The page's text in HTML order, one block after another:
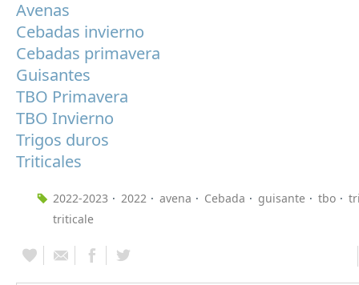
Avenas
Cebadas invierno
Cebadas primavera
Guisantes
TBO Primavera
TBO Invierno
Trigos duros
Triticales
2022-2023 2022 avena Cebada guisante tbo
triticale